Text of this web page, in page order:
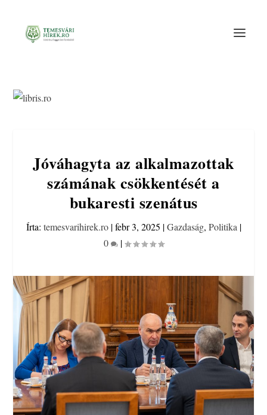
Jóváhagyta az alkalmazottak
számának csökkentését a
bukaresti szenátus
Írta: temesvarihirek.ro|febr 3, 2025 |Gazdaság, Politika |
0
|